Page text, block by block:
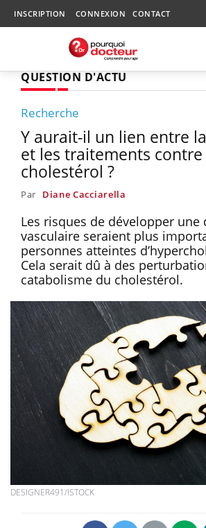
INSCRIPTION CONNEXION CONTACT
QUESTION D'ACTU
Recherche
Y aurait-il un lien entre
et les traitements contre
cholestérol ?
Par Diane Cacciarella
Les risques de développer une
vasculaire seraient plus
personnes atteintes
Cela serait dû à des
catabolisme du cholestérol.
DESIGNER491/ISTOCK